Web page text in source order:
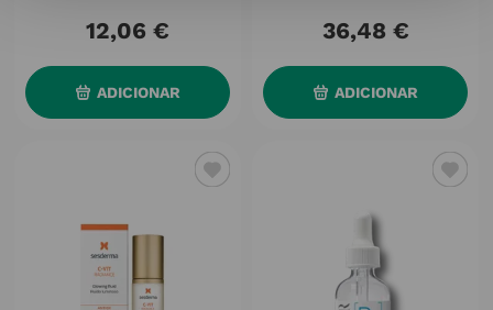
12,06 €
ADICIONAR
36,48 €
ADICIONAR